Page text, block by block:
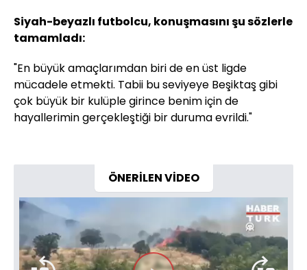
Siyah-beyazlı futbolcu, konuşmasını şu sözlerle
tamamladı:
"En büyük amaçlarımdan biri de en üst ligde
mücadele etmekti. Tabii bu seviyeye Beşiktaş gibi
çok büyük bir kulüple girince benim için de
hayallerimin gerçekleştiği bir duruma evrildi."
ÖNERİLEN VİDEO